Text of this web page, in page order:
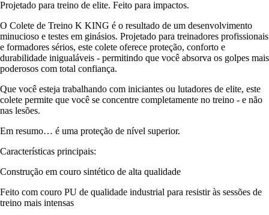
Projetado para treino de elite. Feito para impactos.
O Colete de Treino K KING é o resultado de um desenvolvimento
minucioso e testes em ginásios. Projetado para treinadores profissionais
e formadores sérios, este colete oferece proteção, conforto e
durabilidade inigualáveis - permitindo que você absorva os golpes mais
poderosos com total confiança.
Que você esteja trabalhando com iniciantes ou lutadores de elite, este
colete permite que você se concentre completamente no treino - e não
nas lesões.
Em resumo… é uma proteção de nível superior.
Características principais:
Construção em couro sintético de alta qualidade
Feito com couro PU de qualidade industrial para resistir às sessões de
treino mais intensas